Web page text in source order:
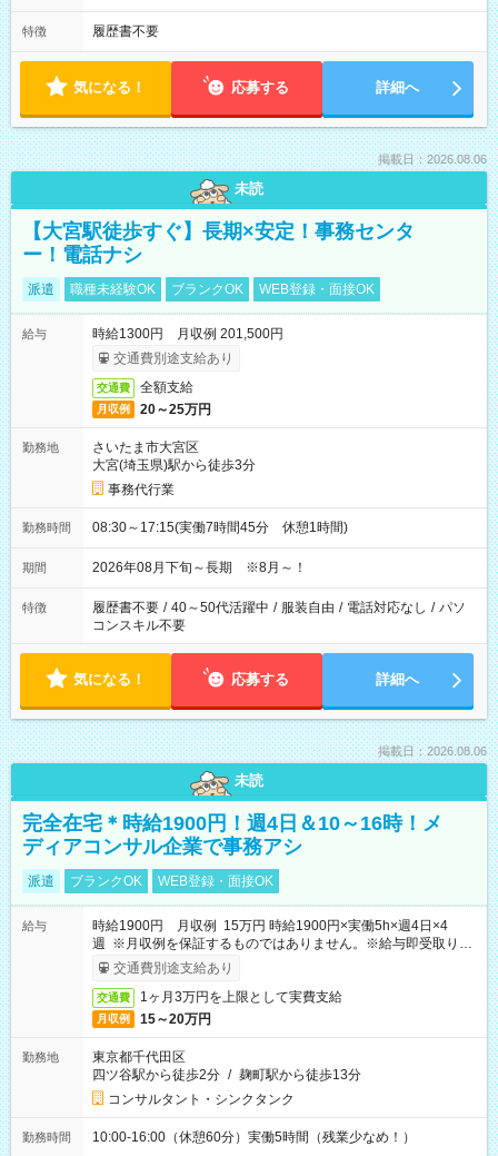
特徴 履歴書不要
気になる！ 応募する 詳細へ
掲載日：2026.08.06
未読
【大宮駅徒歩すぐ】長期×安定！事務センタ
ー！電話ナシ
派遣 職種未経験OK ブランクOK WEB登録・面接OK
給与
時給1300円 月収例 201,500円
交通費別途支給あり
交通費 全額支給
月収例 20～25万円
勤務地
さいたま市大宮区
大宮(埼玉県)駅から徒歩3分
事務代行業
勤務時間 08:30～17:15(実働7時間45分 休憩1時間)
期間 2026年08月下旬～長期 ※8月～！
特徴 履歴書不要 / 40～50代活躍中 / 服装自由 / 電話対応なし / パソ
コンスキル不要
気になる！ 応募する 詳細へ
掲載日：2026.08.06
未読
完全在宅＊時給1900円！週4日＆10～16時！メ
ディアコンサル企業で事務アシ
派遣 ブランクOK WEB登録・面接OK
給与
時給1900円 月収例 15万円 時給1900円×実働5h×週4日×4
週 ※月収例を保証するものではありません。※給与即受取りサ
ービス利用可（利用条件有）
交通費別途支給あり
交通費 1ヶ月3万円を上限として実費支給
月収例 15～20万円
勤務地
東京都千代田区
四ツ谷駅から徒歩2分 / 麹町駅から徒歩13分
コンサルタント・シンクタンク
勤務時間 10:00-16:00（休憩60分）実働5時間（残業少なめ！）